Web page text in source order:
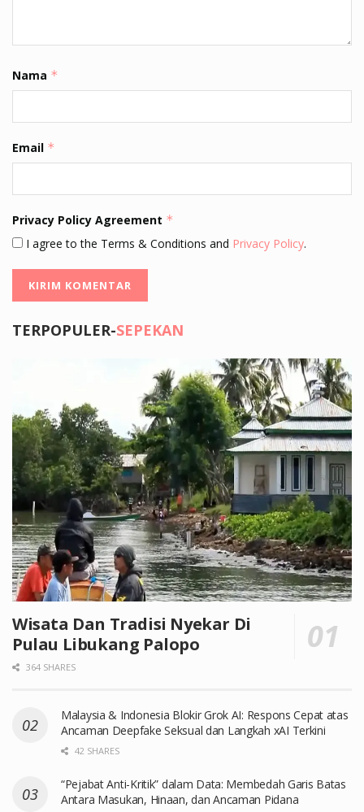
Nama *
Email *
Privacy Policy Agreement *
I agree to the Terms & Conditions and Privacy Policy.
TERPOPULER-SEPEKAN
Wisata Dan Tradisi Nyekar Di
Pulau Libukang Palopo
364 SHARES
Malaysia & Indonesia Blokir Grok AI: Respons Cepat atas
Ancaman Deepfake Seksual dan Langkah xAI Terkini
42 SHARES
“Pejabat Anti-Kritik” dalam Data: Membedah Garis Batas
Antara Masukan, Hinaan, dan Ancaman Pidana